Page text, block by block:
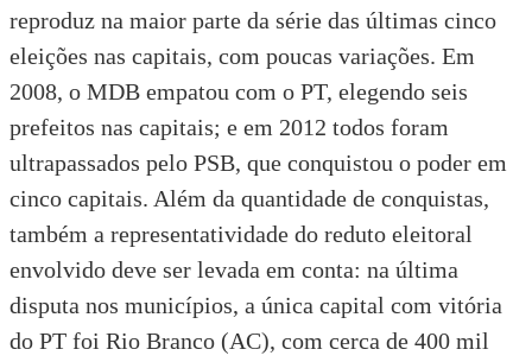
reproduz na maior parte da série das últimas cinco
eleições nas capitais, com poucas variações. Em
2008, o MDB empatou com o PT, elegendo seis
prefeitos nas capitais; e em 2012 todos foram
ultrapassados pelo PSB, que conquistou o poder em
cinco capitais. Além da quantidade de conquistas,
também a representatividade do reduto eleitoral
envolvido deve ser levada em conta: na última
disputa nos municípios, a única capital com vitória
do PT foi Rio Branco (AC), com cerca de 400 mil